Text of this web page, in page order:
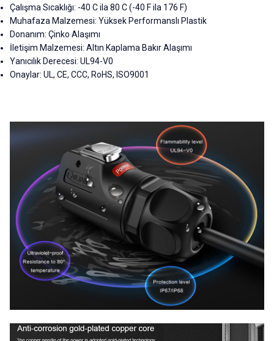
Çalışma Sıcaklığı: -40 C ila 80 C (-40 F ila 176 F)
Muhafaza Malzemesi: Yüksek Performanslı Plastik
Donanım: Çinko Alaşımı
İletişim Malzemesi: Altın Kaplama Bakır Alaşımı
Yanıcılık Derecesi: UL94-V0
Onaylar: UL, CE, CCC, RoHS, ISO9001